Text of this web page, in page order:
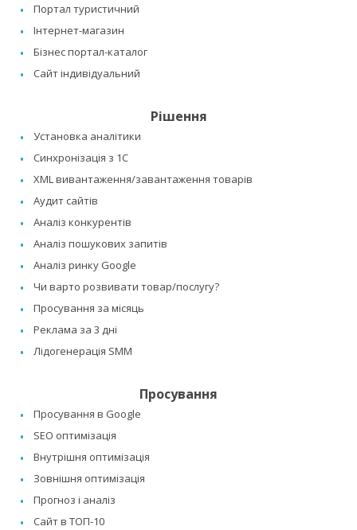
Портал туристичний
Інтернет-магазин
Бізнес портал-каталог
Сайт індивідуальний
Рішення
Установка аналітики
Синхронізація з 1C
XML вивантаження/завантаження товарів
Аудит сайтів
Аналіз конкурентів
Аналіз пошукових запитів
Аналіз ринку Google
Чи варто розвивати товар/послугу?
Просування за місяць
Реклама за 3 дні
Лідогенерація SMM
Просування
Просування в Google
SEO оптимізація
Внутрішня оптимізація
Зовнішня оптимізація
Прогноз і аналіз
Сайт в ТОП-10